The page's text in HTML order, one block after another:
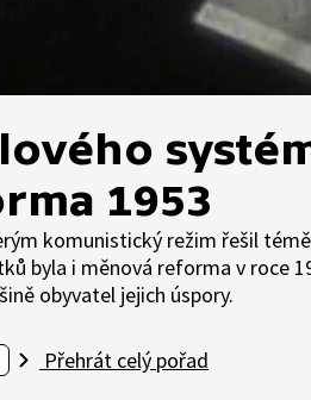
1953
komunistický režim řešil
byla i měnová reforma v roce
obyvatel jejich úspory.
Přehrát celý pořad